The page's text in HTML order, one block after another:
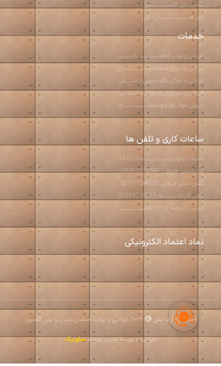
گلدان بتن اکسپـــــــــــوز
میز هــــــــــــــــــــای بتنی
خدمات
طراحی و تولید قطعـــــــــــــــات بتنی
طراحی و اجرای محوطه ســـــــــــــازی
طراحی و اجرای دکوراسیون داخــــــلی
طراحی و اجرای پروژه های ساختمانی
فروش مواد اولیه و مصالـــــــــــــــــح
ساعات کاری و تلفن ها
شنبه تا چهارشنبـــــــــــــــه 10 تا 16
کــارشناس فروش: 09383572668
تلفن دفتـر فروش: 02191034500
تلفن کارخانــــــــــه: 02634700117
آدرس کارخانه: کرج کمالشهــــــــــــر
نماد اعتماد الکترونیکی
استودیو آرت بتن
طراحی و بهینه سازی توسطسئوبیک